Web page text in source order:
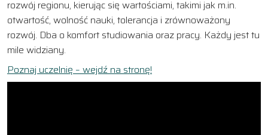
rozwój regionu, kierując się wartościami, takimi jak m.in.
otwartość, wolność nauki, tolerancja i zrównoważony
rozwój. Dba o komfort studiowania oraz pracy. Każdy jest tu
mile widziany.
Poznaj uczelnię – wejdź na stronę!